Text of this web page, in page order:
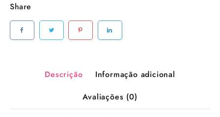
Share
Descrição
Informação adicional
Avaliações (0)